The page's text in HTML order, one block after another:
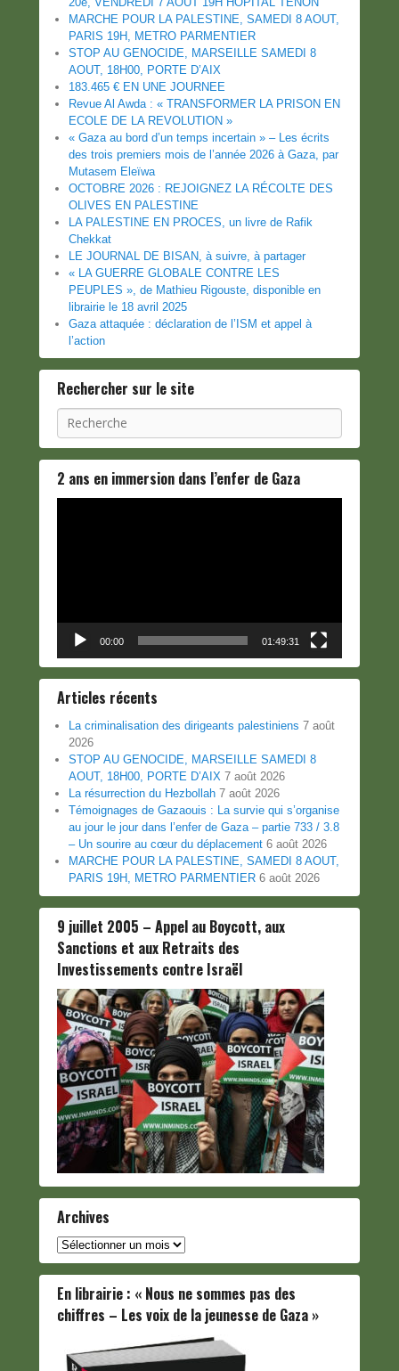
MARCHE POUR LA PALESTINE, SAMEDI 8 AOUT,
PARIS 19H, METRO PARMENTIER
STOP AU GENOCIDE, MARSEILLE SAMEDI 8
AOUT, 18H00, PORTE D’AIX
183.465 € EN UNE JOURNEE
Revue Al Awda : « TRANSFORMER LA PRISON EN
ECOLE DE LA REVOLUTION »
« Gaza au bord d’un temps incertain » – Les écrits
des trois premiers mois de l’année 2026 à Gaza, par
Mutasem Eleïwa
OCTOBRE 2026 : REJOIGNEZ LA RÉCOLTE DES
OLIVES EN PALESTINE
LA PALESTINE EN PROCES, un livre de Rafik
Chekkat
LE JOURNAL DE BISAN, à suivre, à partager
« LA GUERRE GLOBALE CONTRE LES
PEUPLES », de Mathieu Rigouste, disponible en
librairie le 18 avril 2025
Gaza attaquée : déclaration de l’ISM et appel à
l’action
Rechercher sur le site
Recherche
2 ans en immersion dans l’enfer de Gaza
00:00 01:49:31
Articles récents
La criminalisation des dirigeants palestiniens 7 août
2026
STOP AU GENOCIDE, MARSEILLE SAMEDI 8
AOUT, 18H00, PORTE D’AIX 7 août 2026
La résurrection du Hezbollah 7 août 2026
Témoignages de Gazaouis : La survie qui s’organise
au jour le jour dans l’enfer de Gaza – partie 733 / 3.8
– Un sourire au cœur du déplacement 6 août 2026
MARCHE POUR LA PALESTINE, SAMEDI 8 AOUT,
PARIS 19H, METRO PARMENTIER 6 août 2026
9 juillet 2005 – Appel au Boycott, aux
Sanctions et aux Retraits des
Investissements contre Israël
Archives
Archives
En librairie : « Nous ne sommes pas des
chiffres – Les voix de la jeunesse de Gaza »